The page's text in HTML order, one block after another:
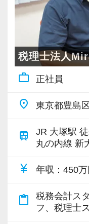
未経験から専門職
りません。
ですが、本気で
実に成長できる
「できるように
会計の世界で一
考えている方。
長く一緒に歩ん
ご応募をお待ち
・資料のスキャン
・電話応対
・請求書の郵送
入力業務が未経
先輩スタッフが
簿記の資格や会
迎します。
スキルや経験を
・分からないこ
税理士法人
work_outline 正社員
place 東京都豊島
train
JR 大塚駅
丸の内線 新
currency_yen 年収 ：450
content_paste
税務会計ス
フ、税理士